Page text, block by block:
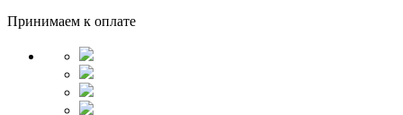
Принимаем к оплате